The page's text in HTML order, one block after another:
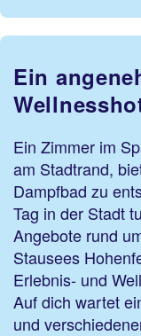
Ein
Ein Zimmer im
am Stadtrand,
Dampfbad zu
Tag in der Stadt
Angebote rund
Stausees
Erlebnis- und
Auf dich wartet
und